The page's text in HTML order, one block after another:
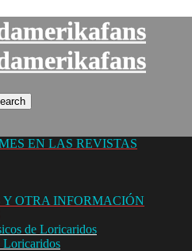
EN LAS REVISTAS
Y OTRA INFORMACIÓN
de Loricaridos
Loricaridos